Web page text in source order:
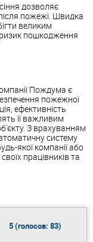
дозволяє
пожежі. Швидка
великим
пошкодження
Пождума є
пожежної
ефективність
її важливим
З врахуванням
систему
якої компанії або
працівників та
5(голосов: 83)